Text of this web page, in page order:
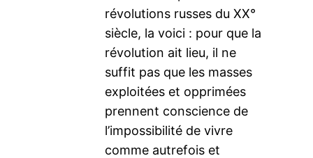
révolutions russes du XX°
siècle, la voici : pour que la
révolution ait lieu, il ne
suffit pas que les masses
exploitées et opprimées
prennent conscience de
l’impossibilité de vivre
comme autrefois et